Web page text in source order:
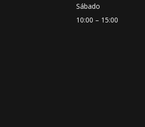
Sábado
10:00 – 15:00